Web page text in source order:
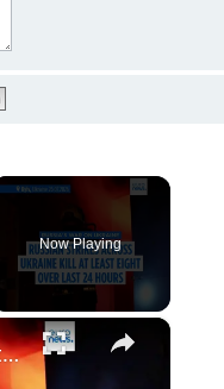
Now Playing
×
Latest news bulletin | July 27th, 2026 – Morning